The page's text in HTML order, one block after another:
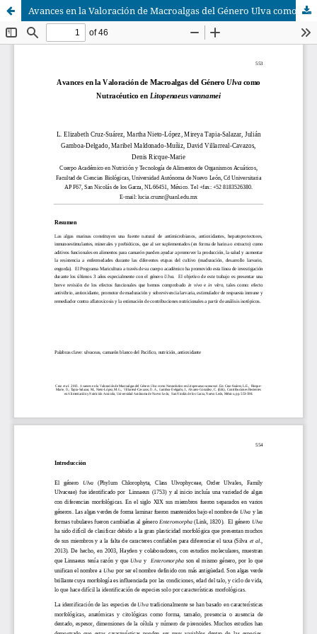
Avances en la Valoración de Macroalgas del Género Ulva como Nutracéutico en Litopenaeus vannamei